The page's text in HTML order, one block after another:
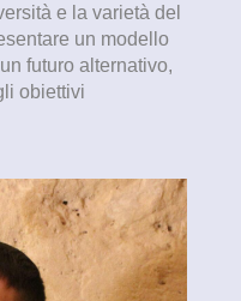
e la varietà del
un modello
futuro alternativo,
obiettivi